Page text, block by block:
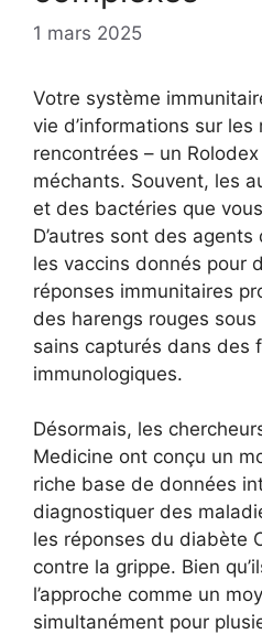
1 mars 2025
Votre système
vie d’informations sur les
rencontrées – un
méchants. Souvent, les
et des bactéries que
D’autres sont des agents
les vaccins donnés pour
réponses immunitaires
des harengs rouges
sains capturés dans des
immunologiques.
Désormais, les
Medicine ont conçu un
riche base de données
diagnostiquer des
les réponses du diabète
contre la grippe. Bien
l’approche comme un
simultanément pour